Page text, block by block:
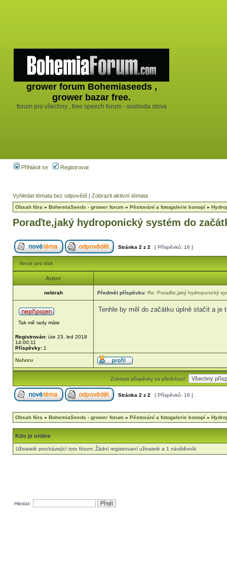
grower forum Bohemiaseeds ,
grower bazar free.
forum pro všechny , free speech forum - svoboda slova
Přihlásit se Registrovat
Vyhledat témata bez odpovědí | Zobrazit aktivní témata
Obsah fóra » BohemiaSeeds - grower forum » Pěstování a fotogalerie konopí »
Poraďte,jaký hydroponický systém do
Stránka 2 z 2 [ Příspěvků: 16 ]
Verze pro tisk
Autor
nebirah Předmět příspěvku: Re: Poraďte,jaký hydroponický
Tak mě tady máte
Registrován: úte 23. led 2018
14:00:11
Příspěvky: 1
Tenhle by měl do začátku úplně stačit a je
Nahoru
Zobrazit příspěvky za předchozí:
Stránka 2 z 2 [ Příspěvků: 16 ]
Obsah fóra » BohemiaSeeds - grower forum » Pěstování a fotogalerie konopí »
Kdo je online
Uživatelé procházející toto fórum: Žádní registrovaní uživatelé a 1 návštěvník
Hledat: